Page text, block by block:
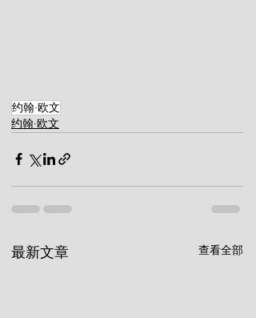
约翰·欧文
约翰·欧文
最新文章 查看全部